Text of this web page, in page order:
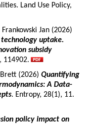
Land Use Policy,
Jan (2026)
uptake.
subsidy
114902.
(2026) Quantifying
A Data-
. Entropy, 28(1), 11.
policy impact on